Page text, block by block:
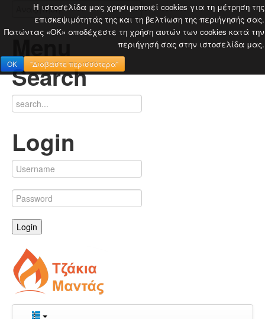
Η ιστοσελίδα μας χρησιμοποιεί cookies για τη μέτρηση της
επισκεψιμότητάς της και τη βελτίωση της περιήγησής σας.
Πατώντας «OK» αποδέχεστε τη χρήση αυτών των cookies κατά την
περιήγησή σας στην ιστοσελίδα μας.
OK "Διαβάστε περισσότερα"
Menu
Search
Login